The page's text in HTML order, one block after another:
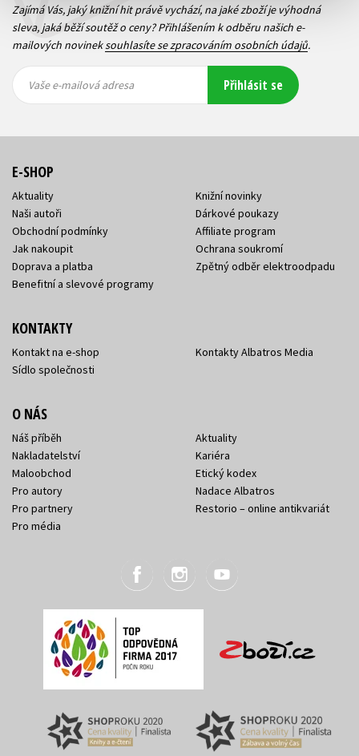
Zajímá Vás, jaký knižní hit právě vychází, na jaké zboží je výhodná
sleva, jaká běží soutěž o ceny? Přihlášením k odběru našich e-
mailových novineksouhlasíte se zpracováním osobních údajů.
mailová
mailová
Vaše e-mailová adresa Přihlásit se
E-SHOP
Aktuality
Naši autoři
Obchodní podmínky
Jak nakoupit
Doprava a platba
Benefitní a slevové programy
Knižní novinky
Dárkové poukazy
Affiliate program
Ochrana soukromí
Zpětný odběr elektroodpadu
KONTAKTY
Kontakt na e-shop
Sídlo společnosti
Kontakty Albatros Media
O NÁS
Náš příběh
Nakladatelství
Maloobchod
Pro autory
Pro partnery
Pro média
Aktuality
Kariéra
Etický kodex
Nadace Albatros
Restorio – online antikvariát